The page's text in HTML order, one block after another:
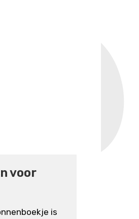
voor
is